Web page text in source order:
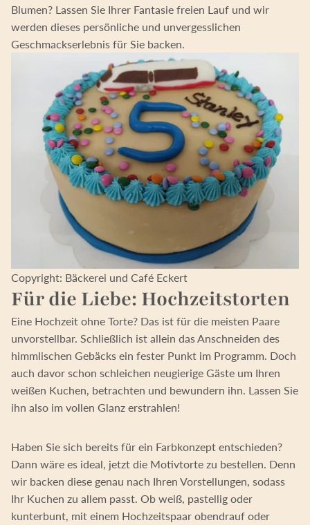
Blumen? Lassen Sie Ihrer Fantasie freien Lauf und wir
werden dieses persönliche und unvergesslichen
Geschmackserlebnis für Sie backen.
Copyright: Bäckerei und Café Eckert
Für die Liebe: Hochzeitstorten
Eine Hochzeit ohne Torte? Das ist für die meisten Paare
unvorstellbar. Schließlich ist allein das Anschneiden des
himmlischen Gebäcks ein fester Punkt im Programm. Doch
auch davor schon schleichen neugierige Gäste um Ihren
weißen Kuchen, betrachten und bewundern ihn. Lassen Sie
ihn also im vollen Glanz erstrahlen!
Haben Sie sich bereits für ein Farbkonzept entschieden?
Dann wäre es ideal, jetzt die Motivtorte zu bestellen. Denn
wir backen diese genau nach Ihren Vorstellungen, sodass
Ihr Kuchen zu allem passt. Ob weiß, pastellig oder
kunterbunt, mit einem Hochzeitspaar obendrauf oder